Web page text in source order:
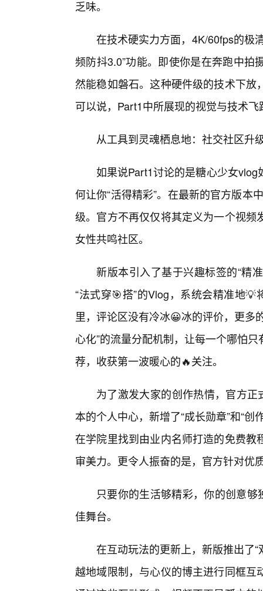
乏味。
在技术硬实力方面，4K/60fps的极
频防抖3.0”功能。即使你是在奔跑中
然能稳如磐石。这种硬件级的技术下
可以说，Part1中所展现的视觉与技术
从工具到灵魂栖息地：社交社区升
如果说Part1讨论的是糖心少女vlog
何让你“活得精彩”。在最新的官方版本
级。官方不再仅仅将其定义为一个视
女性共鸣社区。
新版本引入了基于兴趣标签的“精
“法式穿🎯搭”的Vlog，系统会精准地
里，评论区没有冷冰😀冰的评价，更多
心化”的流量分配机制，让每一个哪怕
荐，收获第一波暖心的🔥关注。
为了激发大家的创作热情，官方正
本的个人中心，新增了“成长勋章”和“
在学院里找到由业内名师打造的免费
审美力。更令人振奋的是，官方针对优
只要你的生活够精彩，你的创意
佳舞台。
在互动玩法的更新上，新版推出了
越地域限制，与心仪的博主进行同框